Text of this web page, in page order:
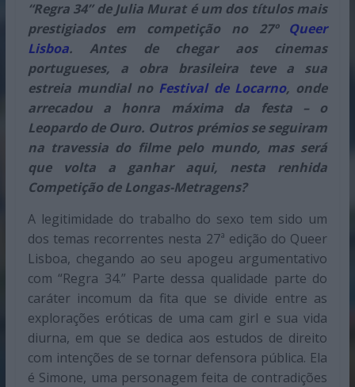
“Regra 34” de Julia Murat é um dos títulos mais
prestigiados em competição no 27º Queer
Lisboa. Antes de chegar aos cinemas
portugueses, a obra brasileira teve a sua
estreia mundial no Festival de Locarno, onde
arrecadou a honra máxima da festa – o
Leopardo de Ouro. Outros prémios se seguiram
na travessia do filme pelo mundo, mas será
que volta a ganhar aqui, nesta renhida
Competição de Longas-Metragens?
A legitimidade do trabalho do sexo tem sido um
dos temas recorrentes nesta 27ª edição do Queer
Lisboa, chegando ao seu apogeu argumentativo
com “Regra 34.” Parte dessa qualidade parte do
caráter incomum da fita que se divide entre as
explorações eróticas de uma cam girl e sua vida
diurna, em que se dedica aos estudos de direito
com intenções de se tornar defensora pública. Ela
é Simone, uma personagem feita de contradições